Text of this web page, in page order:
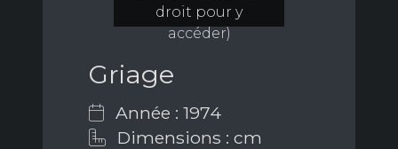
droit pour y
accéder)
Griage
Année : 1974
Dimensions : cm